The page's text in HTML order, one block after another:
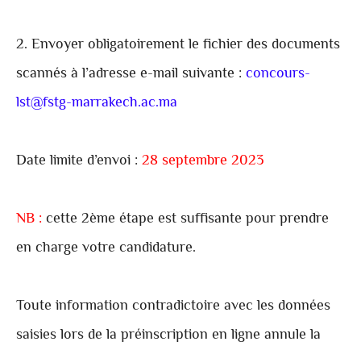
2. Envoyer obligatoirement le fichier des documents
scannés à l’adresse e-mail suivante : concours-
lst@fstg-marrakech.ac.ma
Date limite d’envoi : 28 septembre 2023
NB : cette 2ème étape est suffisante pour prendre
en charge votre candidature.
Toute information contradictoire avec les données
saisies lors de la préinscription en ligne annule la